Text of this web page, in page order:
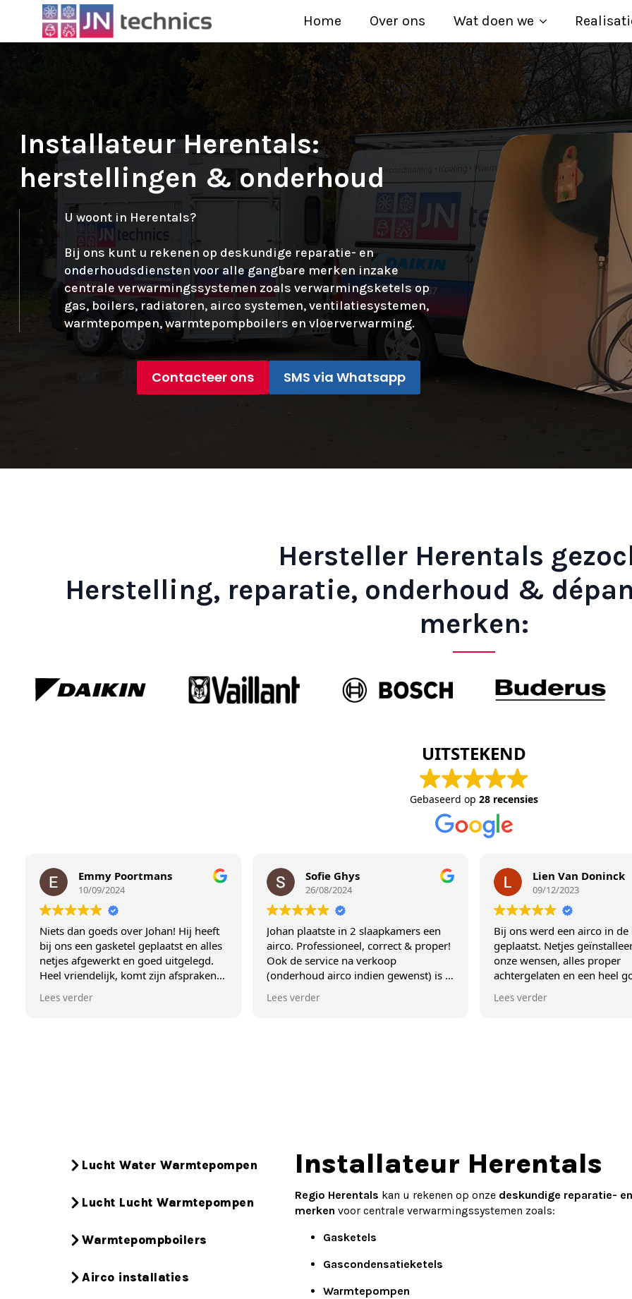
Home Over ons Wat doen we
Installateur Herentals:
herstellingen & onderhoud
U woont in Herentals?
Bij ons kunt u rekenen op deskundige reparatie- en
onderhoudsdiensten voor alle gangbare merken inzake
centrale verwarmingssystemen zoals verwarmingsketels op
gas, boilers, radiatoren, airco systemen, ventilatiesystemen,
warmtepompen, warmtepompboilers en vloerverwarming.
Contacteer ons SMS via Whatsapp
Hersteller Herentals
Herstelling, reparatie, onderhoud &
merken:
UITSTEKEND
Gebaseerd op 28 recensies
Emmy Poortmans
10/09/2024
Niets dan goeds over Johan! Hij heeft
bij ons een gasketel geplaatst en alles
netjes afgewerkt en goed uitgelegd.
Heel vriendelijk, komt zijn afspraken
na en je kan op hem rekenen. Een
echte vakman die doet wat hij belooft.
Lees verder
Sofie Ghys
26/08/2024
Johan plaatste in 2 slaapkamers een
airco. Professioneel, correct & proper!
Ook de service na verkoop
(onderhoud airco indien gewenst) is 5
Lees verder
Lien Van Doninck
09/12/2023
Bij ons werd een airco in de living
geplaatst. Netjes geïnstalleerd
onze wensen, alles proper
achtergelaten en een heel goede
gedetailleerde uitleg gekregen over
het gebruik. Vakwerk!
Lees verder
Lucht Water Warmtepompen
Lucht Lucht Warmtepompen
Warmtepompboilers
Airco installaties
Installateur Herentals
Regio Herentals kan u rekenen op onze deskundige reparatie-
merken voor centrale verwarmingssystemen zoals:
Gasketels
Gascondensatieketels
Warmtepompen